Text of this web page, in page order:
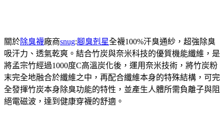
關於除臭襪廠商snug:腳臭剋星全襪100%汗臭通紗，超強除臭
吸汗力、透氣乾爽。結合竹炭與奈米科技的優質機能纖維，是
將孟宗竹經過1000度C高溫炭化後，運用奈米技術，將竹炭粉
末完全地融合於纖維之中，再配合纖維本身的特殊結構，可完
全發揮竹炭本身除臭功能的特性，並產生人體所需負離子與阻
絕電磁波，達到健康穿襪的舒適。